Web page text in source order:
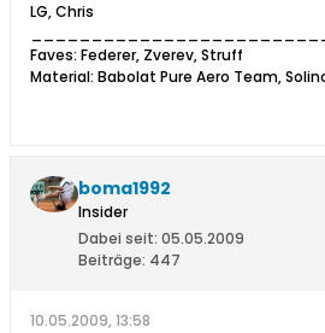
LG, Chris
Faves: Federer, Zverev, Struff
Material: Babolat Pure Aero Team,
boma1992
Insider
Dabei seit: 05.05.2009
Beiträge: 447
10.05.2009, 13:58